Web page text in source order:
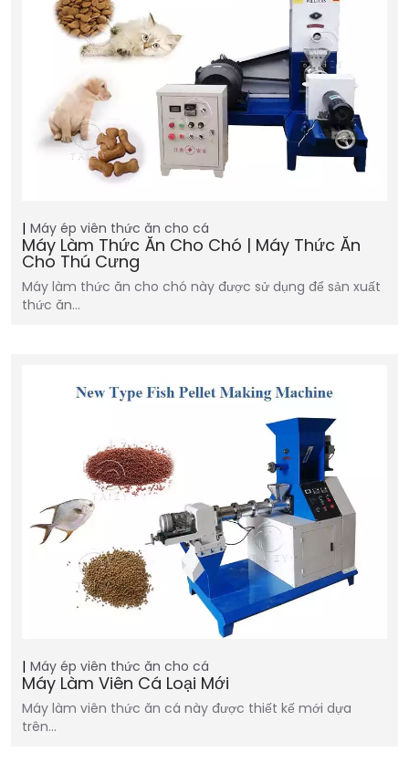
Máy ép viên thức ăn cho cá
Máy Làm Thức Ăn Cho Chó | Máy Thức Ăn
Cho Thú Cưng
Máy làm thức ăn cho chó này được sử dụng để sản xuất
thức ăn…
Máy ép viên thức ăn cho cá
Máy Làm Viên Cá Loại Mới
Máy làm viên thức ăn cá này được thiết kế mới dựa
trên...